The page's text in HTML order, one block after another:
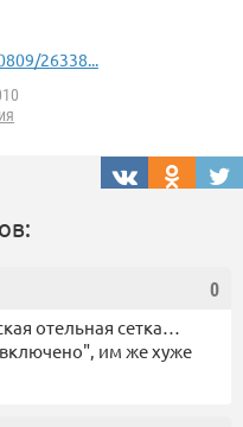
26338...
0
отельная сетка…
включено", им же хуже